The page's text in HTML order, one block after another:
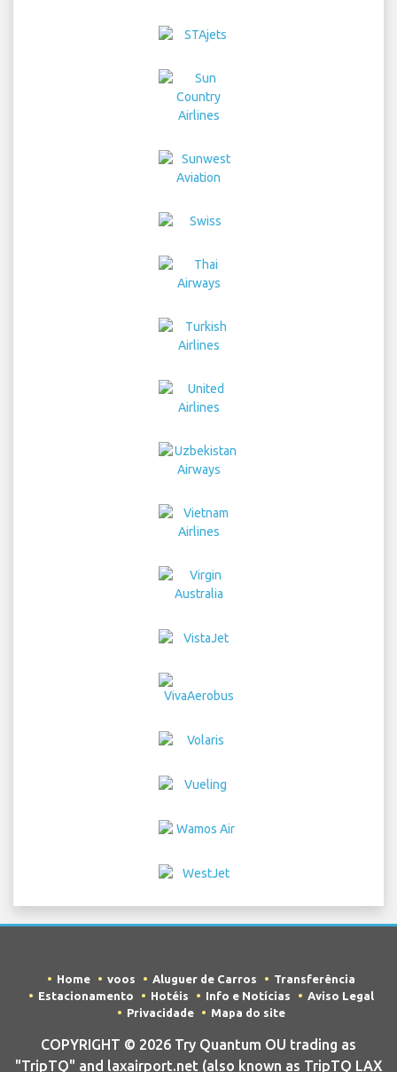
Home voos Aluguer de Carros
Transferência
Estacionamento
Hotéis Info e Notícias
Aviso Legal
Privacidade
Mapa do site
COPYRIGHT © 2026 Try Quantum OU trading as
"TripTQ" and laxairport.net (also known as TripTQ LAX